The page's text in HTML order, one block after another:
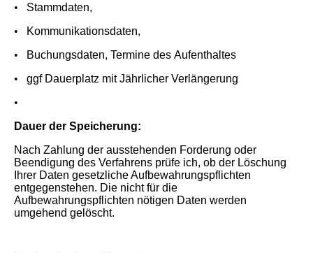
• Stammdaten,
•
Kommunikationsdaten,
•
Buchungsdaten, Termine des Aufenthaltes
• ggf Dauerplatz mit Jährlicher Verlängerung
•
Dauer der Speicherung:
Nach Zahlung der ausstehenden Forderung oder
Beendigung des Verfahrens prüfe ich, ob der Löschung
Ihrer Daten gesetzliche Aufbewahrungspflichten
entgegenstehen. Die nicht für die
Aufbewahrungspflichten nötigen Daten werden
umgehend gelöscht.